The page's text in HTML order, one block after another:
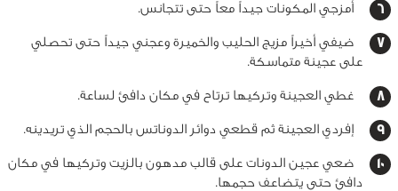
أمزجي المكونات جيداً معاً حتى تتجانس.
ضيفي أخيراً مزيج الحليب والخميرة وعجني جيداً حتى تحصلي
على عجينة متماسكة.
غطي العجينة وتركيها ترتاح في مكان دافئ لساعة.
إفردي العجينة ثم قطعي دوائر الدوناتس بالحجم الذي تريدينه.
ضعي عجين الدونات على قالب مدهون بالزيت وتركيها في مكان
دافئ حتى يتضاعف حجمها.